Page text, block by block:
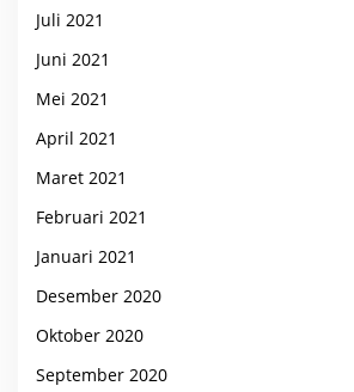
Juli 2021
Juni 2021
Mei 2021
April 2021
Maret 2021
Februari 2021
Januari 2021
Desember 2020
Oktober 2020
September 2020